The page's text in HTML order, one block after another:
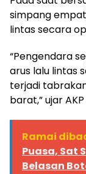
simpang
lintas secara
“Pengendara
arus lalu lintas
terjadi
barat,” ujar
Ramai
Puasa, Sat
Belasan